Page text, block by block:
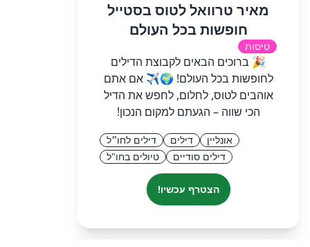
מאיר טרוואל לטוס בסטייל
חופשות בכל העולם
טיסות
🎉 ברוכים הבאים לקבוצת הדילים
לחופשות בכל העולם! 🌍✈️ אם אתם
אוהבים לטוס, לחלום, לחפש את הדיל
הכי שווה – הגעתם למקום הנכון!
אונליין דילים
דילים לחו״ל
דילים סודיים
טיולים בחו"ל
הצטרף עכשיו!